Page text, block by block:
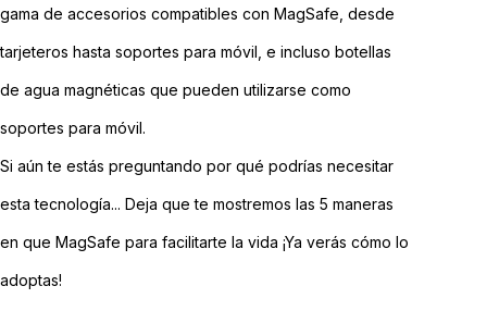
gama de accesorios compatibles con MagSafe, desde
tarjeteros hasta soportes para móvil, e incluso botellas
de agua magnéticas que pueden utilizarse como
soportes para móvil.
Si aún te estás preguntando por qué podrías necesitar
esta tecnología... Deja que te mostremos las 5 maneras
en que MagSafe para facilitarte la vida ¡Ya verás cómo lo
adoptas!